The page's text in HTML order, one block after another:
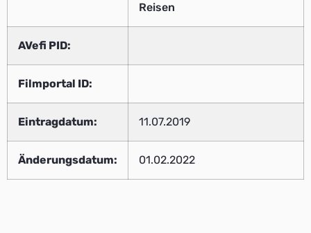
Reisen
AVefi PID:
Filmportal ID:
Eintragdatum: 11.07.2019
Änderungsdatum: 01.02.2022